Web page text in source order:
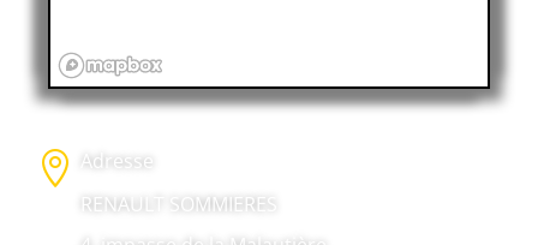
 Adresse
RENAULT SOMMIERES